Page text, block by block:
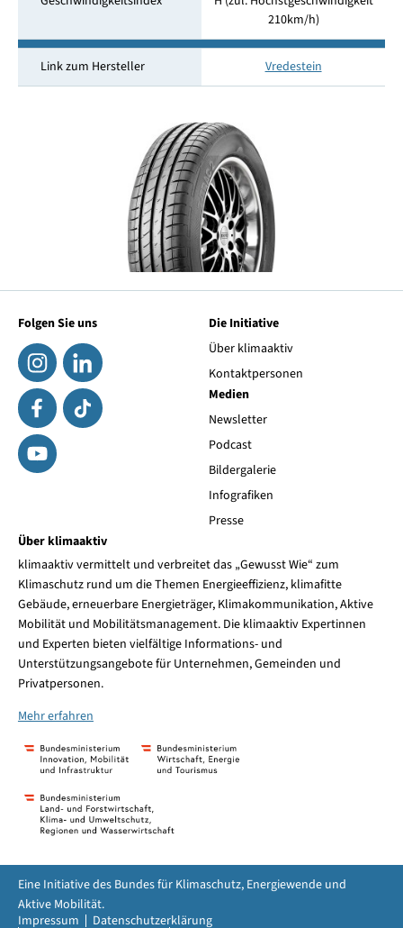
210km/​h)
Link zum Hersteller Vredestein
Folgen Sie uns
Die Initiative
Über klimaaktiv
Kontaktpersonen
Medien
Newsletter
Podcast
Bildergalerie
Infografiken
Presse
Über klimaaktiv
klimaaktiv vermittelt und verbreitet das „Gewusst Wie“ zum
Klimaschutz rund um die Themen Energieeffizienz, klimafitte
Gebäude, erneuerbare Energieträger, Klimakommunikation, Aktive
Mobilität und Mobilitätsmanagement. Die klimaaktiv Expertinnen
und Experten bieten vielfältige Informations- und
Unterstützungsangebote für Unternehmen, Gemeinden und
Privatpersonen.
Mehr erfahren
Impressum Datenschutzerklärung
Eine Initiative des Bundes für Klimaschutz, Energiewende und
Aktive Mobilität.